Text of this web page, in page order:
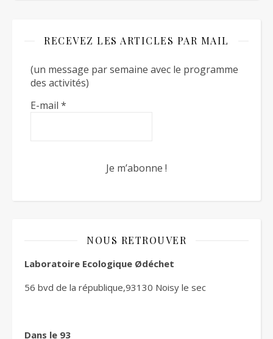
RECEVEZ LES ARTICLES PAR MAIL
(un message par semaine avec le programme
des activités)
E-mail *
NOUS RETROUVER
Laboratoire Ecologique Ødéchet
56 bvd de la république,93130 Noisy le sec
Dans le 93